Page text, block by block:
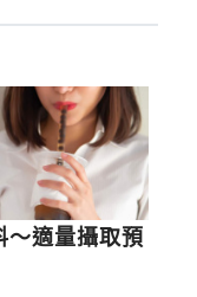
～適量攝取預